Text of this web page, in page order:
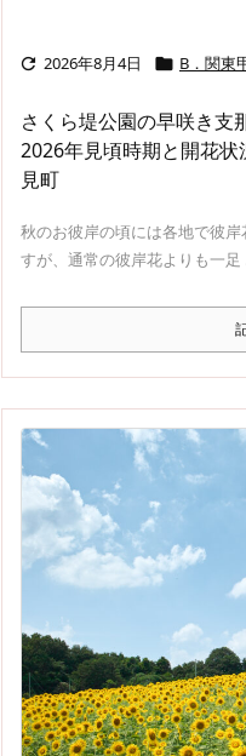
 2026年8月4日  B．関東
さくら堤公園の早咲き支
2026年見頃時期と開花
見町
秋のお彼岸の頃には各地で彼
すが、通常の彼岸花よりも一足